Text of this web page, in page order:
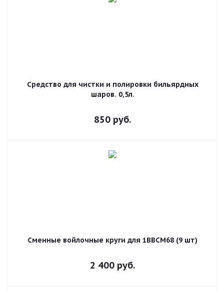
Средство для чистки и полировки бильярдных
шаров. 0,5л.
850 руб.
Сменные войлочные круги для 1BBCM68 (9 шт)
2 400 руб.